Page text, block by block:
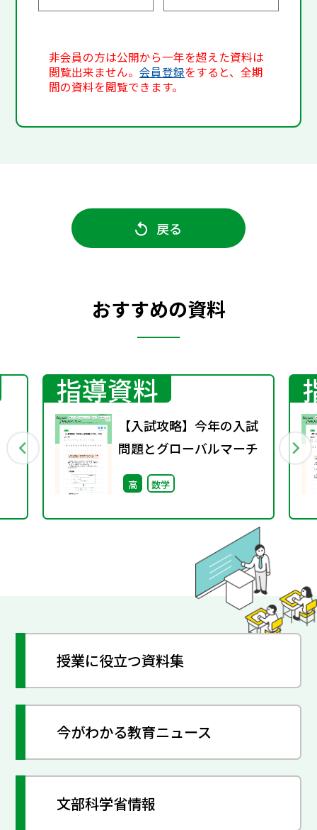
非会員の方は公開から一年を超えた資料は
閲覧出来ません。会員登録をすると、全期
間の資料を閲覧できます。
戻る
おすすめの資料
指導資料
【入試攻略】今年の入試
問題とグローバルマーチ
高 数学
授業に役立つ資料集
今がわかる教育ニュース
文部科学省情報